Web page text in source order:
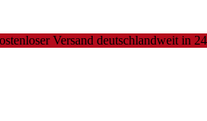
Versand deutschlandweit in